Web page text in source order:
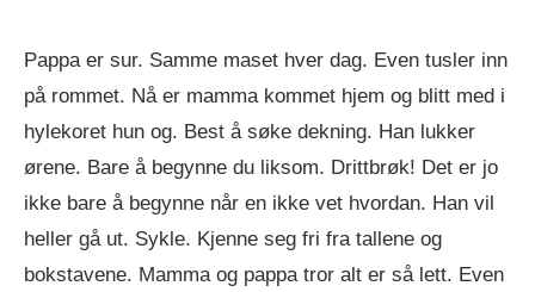
Pappa er sur. Samme maset hver dag. Even tusler inn
på rommet. Nå er mamma kommet hjem og blitt med i
hylekoret hun og. Best å søke dekning. Han lukker
ørene. Bare å begynne du liksom. Drittbrøk! Det er jo
ikke bare å begynne når en ikke vet hvordan. Han vil
heller gå ut. Sykle. Kjenne seg fri fra tallene og
bokstavene. Mamma og pappa tror alt er så lett. Even